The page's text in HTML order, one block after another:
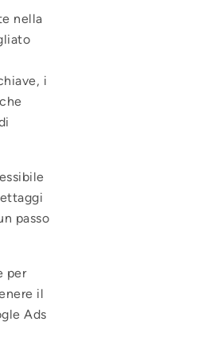
nella
i
passo
per
il
Ads